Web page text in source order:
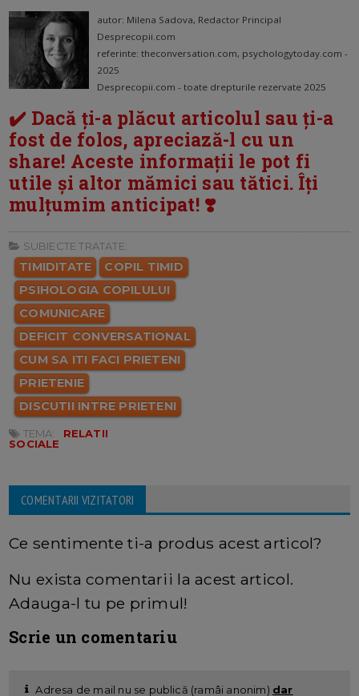
autor: Milena Sadova, Redactor Principal
Desprecopii.com
referinte: theconversation.com, psychologytoday.com -
2025
Desprecopii.com - toate drepturile rezervate 2025
✔️ Dacă ți-a plăcut articolul sau ți-a
fost de folos, apreciază-l cu un
share! Aceste informații le pot fi
utile și altor mămici sau tătici. Îți
mulțumim anticipat! ❣️
SUBIECTE TRATATE:
TIMIDITATE
COPIL TIMID
PSIHOLOGIA COPILULUI
COMUNICARE
DEFICIT CONVERSATIONAL
CUM SA ITI FACI PRIETENI
PRIETENIE
DISCUTII INTRE PRIETENI
TEMA:
RELATII
SOCIALE
COMENTARII VIZITATORI
Ce sentimente ti-a produs acest articol?
Nu exista comentarii la acest articol.
Adauga-l tu pe primul!
Scrie un comentariu
Adresa de mail nu se publică (ramâi anonim) dar